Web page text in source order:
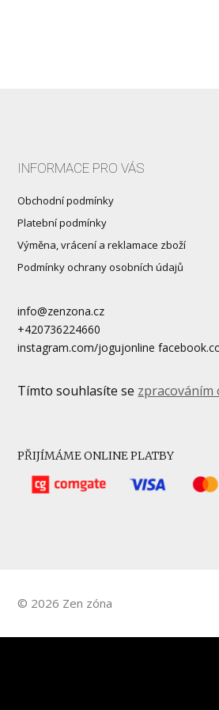
INFORMACE PRO VÁS
Obchodní podmínky
Platební podmínky
Výměna, vrácení a reklamace zboží
Podmínky ochrany osobních údajů
info@zenzona.cz
+420736224660
instagram.com/jogujonline
Tímto souhlasíte se zpracováním
PŘIJÍMÁME ONLINE PLATBY
© 2026 Zen zóna